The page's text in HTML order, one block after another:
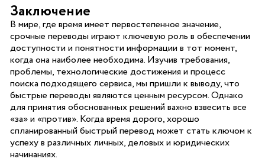
Заключение
В мире, где время имеет первостепенное значение,
срочные переводы играют ключевую роль в обеспечении
доступности и понятности информации в тот момент,
когда она наиболее необходима. Изучив требования,
проблемы, технологические достижения и процесс
поиска подходящего сервиса, мы пришли к выводу, что
быстрые переводы являются ценным ресурсом. Однако
для принятия обоснованных решений важно взвесить все
«за» и «против». Когда время дорого, хорошо
спланированный быстрый перевод может стать ключом к
успеху в различных личных, деловых и юридических
начинаниях.